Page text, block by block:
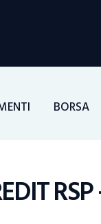
BORSA